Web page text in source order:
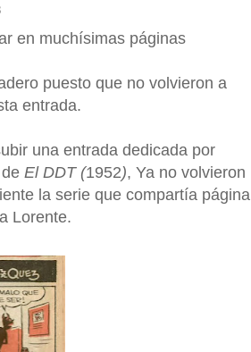
en muchísimas páginas
puesto que no volvieron a
entrada.
una entrada dedicada por
El DDT (1952), Ya no volvieron
la serie que compartía página
Lorente.